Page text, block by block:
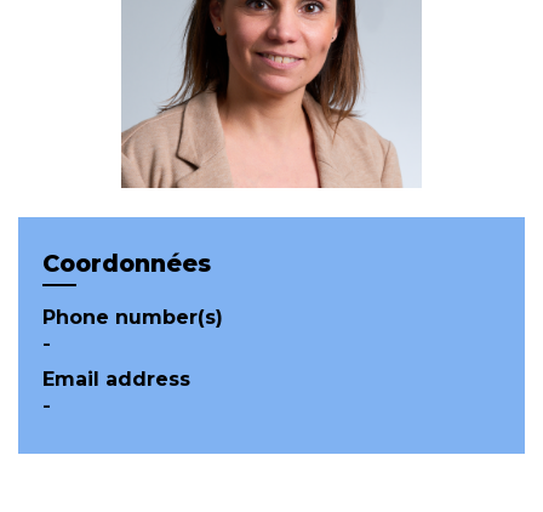
Coordonnées
Phone number(s)
-
Email address
-